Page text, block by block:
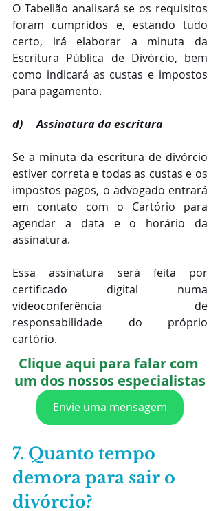
O Tabelião analisará se os requisitos
foram cumpridos e, estando tudo
certo, irá elaborar a minuta da
Escritura Pública de Divórcio, bem
como indicará as custas e impostos
para pagamento.
d)     Assinatura da escritura
Se a minuta da escritura de divórcio
estiver correta e todas as custas e os
impostos pagos, o advogado entrará
em contato com o Cartório para
agendar a data e o horário da
assinatura.
Essa assinatura será feita por
certificado digital numa
videoconferência de
responsabilidade do próprio
cartório.
Clique aqui para falar com
um dos nossos especialistas
Envie uma mensagem
7. Quanto tempo
demora para sair o
divórcio?